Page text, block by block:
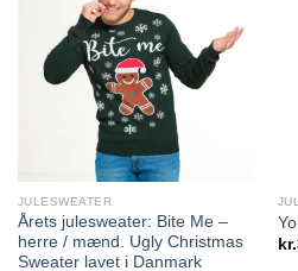
Add to
Wishlist
JULESWEATER
Årets julesweater: Bite Me –
herre / mænd. Ugly Christmas
Sweater lavet i Danmark
kr.